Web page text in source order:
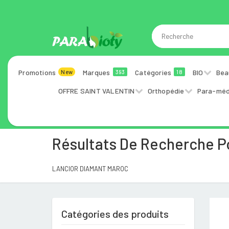
Promotions New Marques 393 Catégories 18 BIO
OFFRE SAINT VALENTIN Orthopédie Para-
Résultats De Recherche
LANCIOR DIAMANT MAROC
Catégories des produits